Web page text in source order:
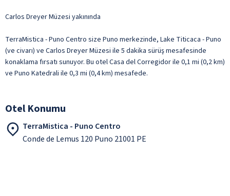
Carlos Dreyer Müzesi yakınında
TerraMistica - Puno Centro size Puno merkezinde, Lake Titicaca - Puno
(ve civarı) ve Carlos Dreyer Müzesi ile 5 dakika sürüş mesafesinde
konaklama fırsatı sunuyor. Bu otel Casa del Corregidor ile 0,1 mi (0,2 km)
ve Puno Katedrali ile 0,3 mi (0,4 km) mesafede.
Otel Konumu
TerraMistica - Puno Centro
Conde de Lemus 120 Puno 21001 PE